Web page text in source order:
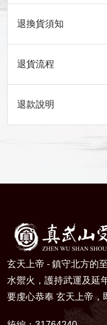
退換貨須知
退貨流程
退款說明
玄天上帝 - 鎮守北方的
水禦火，護持武運及延
要虔心恭奉 玄天上帝，